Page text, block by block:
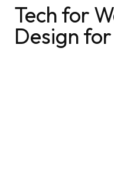
Tech for
Design